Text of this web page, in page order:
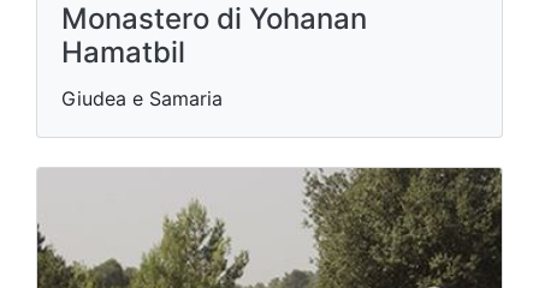
Monastero di Yohanan
Hamatbil
Giudea e Samaria